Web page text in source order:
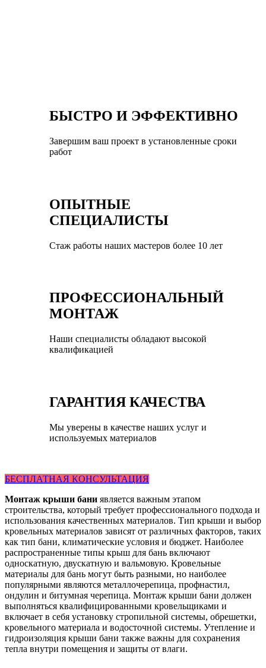
БЫСТРО И ЭФФЕКТИВНО
Завершим ваш проект в установленные сроки
работ
ОПЫТНЫЕ
СПЕЦИАЛИСТЫ
Стаж работы наших мастеров более 10 лет
ПРОФЕССИОНАЛЬНЫЙ
МОНТАЖ
Наши специалисты обладают высокой
квалификацией
ГАРАНТИЯ КАЧЕСТВА
Мы уверены в качестве наших услуг и
используемых материалов
БЕСПЛАТНАЯ КОНСУЛЬТАЦИЯ
Монтаж крыши бани является важным этапом
строительства, который требует профессионального подхода и
использования качественных материалов. Тип крыши и выбор
кровельных материалов зависят от различных факторов, таких
как тип бани, климатические условия и бюджет. Наиболее
распространенные типы крыш для бань включают
односкатную, двускатную и вальмовую. Кровельные
материалы для бань могут быть разными, но наиболее
популярными являются металлочерепица, профнастил,
ондулин и битумная черепица. Монтаж крыши бани должен
выполняться квалифицированными кровельщиками и
включает в себя установку стропильной системы, обрешетки,
кровельного материала и водосточной системы. Утепление и
гидроизоляция крыши бани также важны для сохранения
тепла внутри помещения и защиты от влаги.